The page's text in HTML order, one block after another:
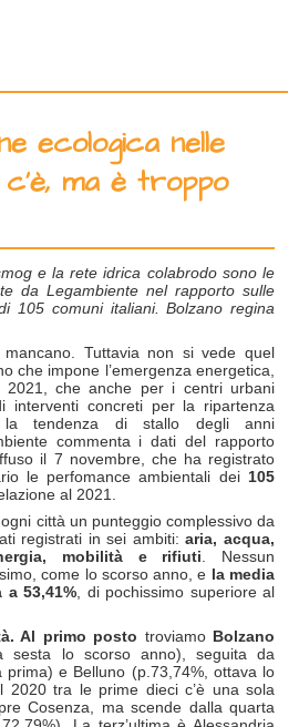
ecologica nelle
ma è troppo
e la rete idrica colabrodo sono le
da Legambiente nel rapporto sulle
105 comuni italiani. Bolzano regina
Tuttavia non si vede quel
che impone l’emergenza energetica,
2021, che anche per i centri urbani
interventi concreti per la ripartenza
la tendenza di stallo degli anni
commenta i dati del rapporto
il 7 novembre, che ha registrato
le perfomance ambientali dei 105
al 2021.
città un punteggio complessivo da
registrati in sei ambiti:aria, acqua,
mobilità e rifiuti . Nessun
come lo scorso anno, e la media
53,41% , di pochissimo superiore al
Al primo posto troviamo Bolzano
sesta lo scorso anno), seguita da
prima) e Belluno (p.73,74%, ottava lo
2020 tra le prime dieci c’è una sola
Cosenza, ma scende dalla quarta